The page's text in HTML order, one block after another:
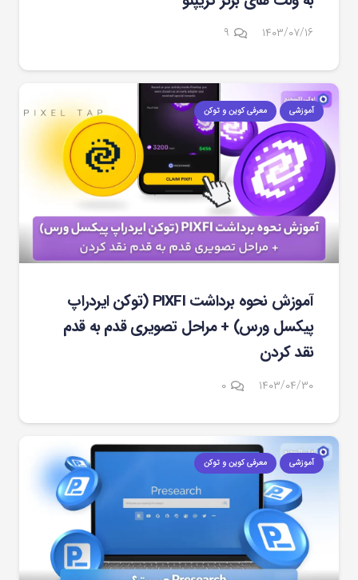
۱۴۰۳/۰۷/۱۶ ۹دیدگاه
آموزشی معرفی کوین و توکن
آموزش نحوه برداشت PIXFI (توکن ایردراپ
پیکسل ورس) + مراحل تصویری قدم به قدم
نقد کردن
۱۴۰۳/۰۴/۳۰ ۰
آموزشی معرفی کوین و توکن